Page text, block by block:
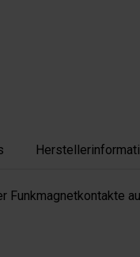
Funkmagnetkontakte